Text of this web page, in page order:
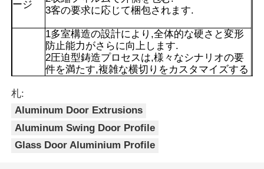
家
ージ
3客の要求に応じて梱包されます.
利点
1多室構造の設計により,全体的な硬さと変形
防止能力がさらに向上します.
2圧迫型鋳造プロセスは,様々なシナリオの要
件を満たす,複雑な横切りをカスタマイズする
設効率が高くなります
3. 無毒で燃えやすい,使用中に有害物質が放出
されません. 安全で環境に優しい.
4表面は,電球分解,噴霧,木の粒効果などで処理
することができます. 幅広い色彩と繊細な質
札:
Aluminum Door Extrusions
Aluminum Swing Door Profile
Glass Door Aluminium Profile